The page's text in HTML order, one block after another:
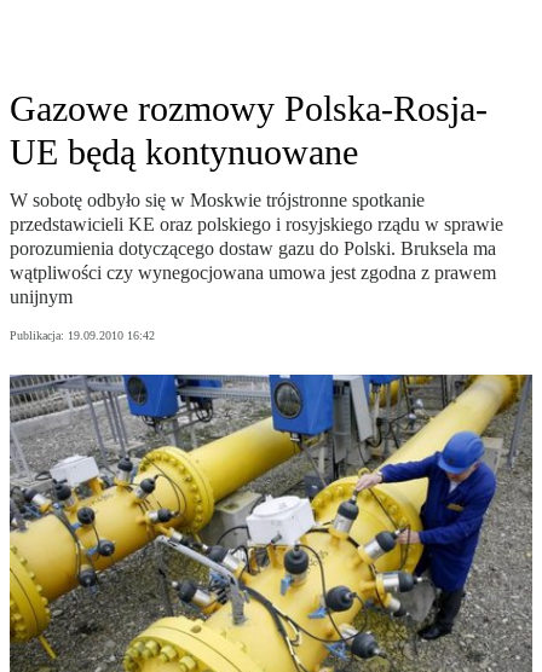
Gazowe rozmowy Polska-Rosja-
UE będą kontynuowane
W sobotę odbyło się w Moskwie trójstronne spotkanie
przedstawicieli KE oraz polskiego i rosyjskiego rządu w sprawie
porozumienia dotyczącego dostaw gazu do Polski. Bruksela ma
wątpliwości czy wynegocjowana umowa jest zgodna z prawem
unijnym
Publikacja: 19.09.2010 16:42